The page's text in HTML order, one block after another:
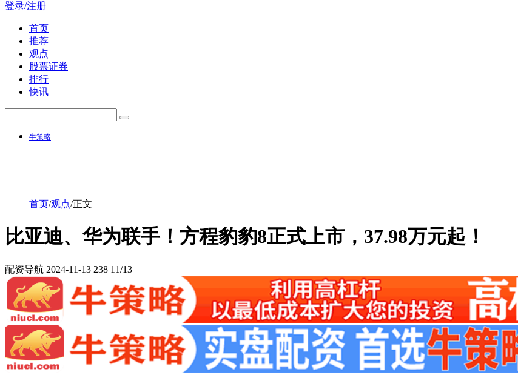
登录/注册
首页
推荐
观点
股票证券
排行
快讯
牛策略
首页/观点/正文
比亚迪、华为联手！方程豹豹8正式上市，37.98万元起！
配资导航 2024-11-13 238 11/13